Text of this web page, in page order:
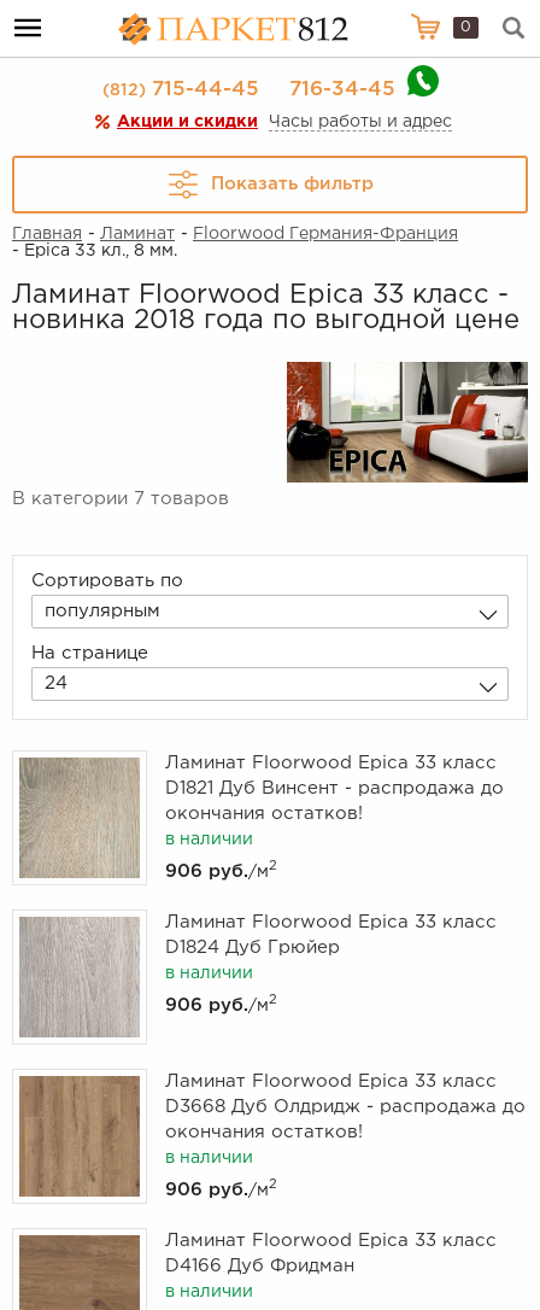
0
(812)715-44-45 716-34-45
Акции и скидки Часы работы и адрес
Показать фильтр
Главная - Ламинат - Floorwood Германия-Франция
- Epica 33 кл., 8 мм.
Ламинат Floorwood Epica 33 класс -
новинка 2018 года по выгодной цене
В категории 7 товаров
Сортировать по
популярным
На странице
24
Ламинат Floorwood Epica 33 класс
D1821 Дуб Винсент - распродажа до
окончания остатков!
в наличии
906 руб./м2
Ламинат Floorwood Epica 33 класс
D1824 Дуб Грюйер
в наличии
906 руб./м2
Ламинат Floorwood Epica 33 класс
D3668 Дуб Олдридж - распродажа до
окончания остатков!
в наличии
906 руб./м2
Ламинат Floorwood Epica 33 класс
D4166 Дуб Фридман
в наличии